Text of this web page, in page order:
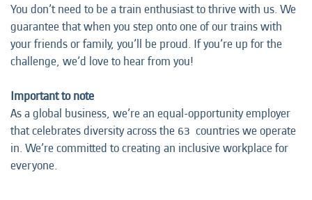
You don’t need to be a train enthusiast to thrive with us. We
guarantee that when you step onto one of our trains with
your friends or family, you’ll be proud. If you’re up for the
challenge, we’d love to hear from you!
Important to note
As a global business, we’re an equal-opportunity employer
that celebrates diversity across the 63 countries we operate
in. We’re committed to creating an inclusive workplace for
everyone.